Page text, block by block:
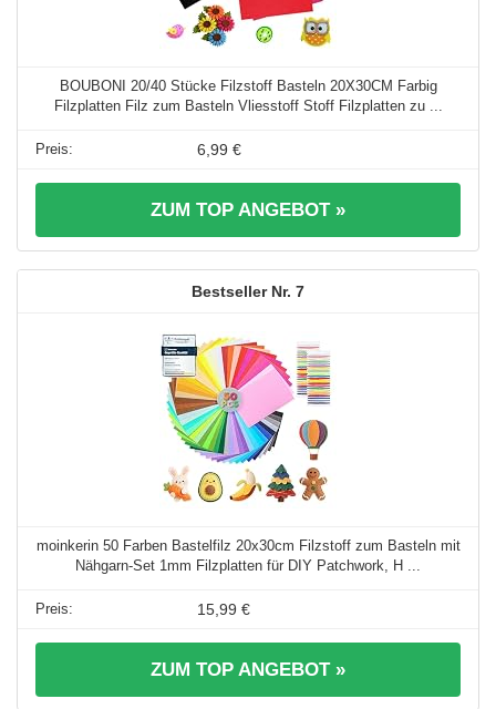
BOUBONI 20/40 Stücke Filzstoff Basteln 20X30CM Farbig
Filzplatten Filz zum Basteln Vliesstoff Stoff Filzplatten zu ...
6,99 €
ZUM TOP ANGEBOT »
7
moinkerin 50 Farben Bastelfilz 20x30cm Filzstoff zum Basteln mit
Nähgarn-Set 1mm Filzplatten für DIY Patchwork, H ...
15,99 €
ZUM TOP ANGEBOT »